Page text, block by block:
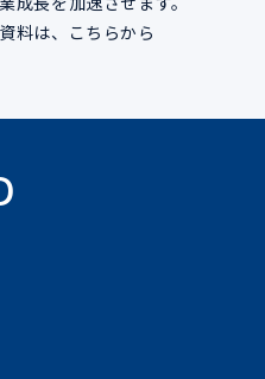
料は、こちらから